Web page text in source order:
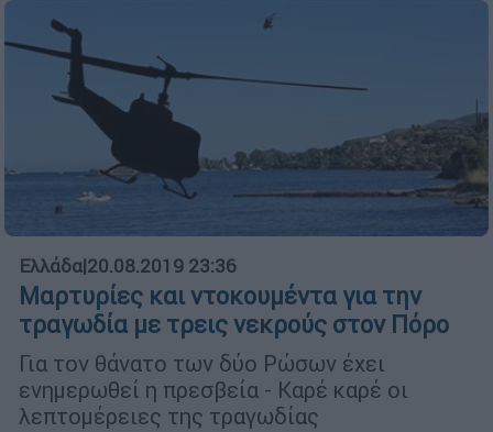
Ελλάδα|20.08.2019 23:36
Μαρτυρίες και ντοκουμέντα για την
τραγωδία με τρεις νεκρούς στον Πόρο
Για τον θάνατο των δύο Ρώσων έχει
ενημερωθεί η πρεσβεία - Καρέ καρέ οι
λεπτομέρειες της τραγωδίας